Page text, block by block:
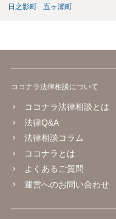
日之影町
五ヶ瀬町
ココナラ法律相談について
ココナラ法律相談とは
法律Q&A
法律相談コラム
ココナラとは
よくあるご質問
運営へのお問い合わせ